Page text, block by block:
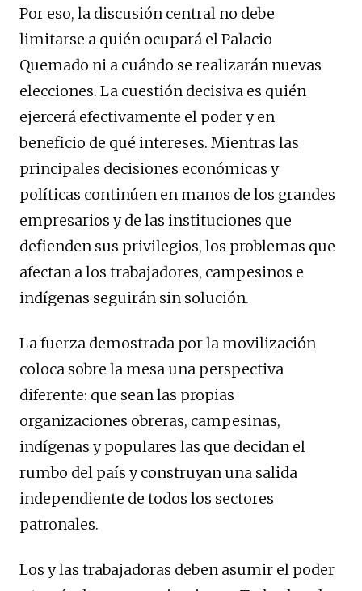
Por eso, la discusión central no debe
limitarse a quién ocupará el Palacio
Quemado ni a cuándo se realizarán nuevas
elecciones. La cuestión decisiva es quién
ejercerá efectivamente el poder y en
beneficio de qué intereses. Mientras las
principales decisiones económicas y
políticas continúen en manos de los grandes
empresarios y de las instituciones que
defienden sus privilegios, los problemas que
afectan a los trabajadores, campesinos e
indígenas seguirán sin solución.
La fuerza demostrada por la movilización
coloca sobre la mesa una perspectiva
diferente: que sean las propias
organizaciones obreras, campesinas,
indígenas y populares las que decidan el
rumbo del país y construyan una salida
independiente de todos los sectores
patronales.
Los y las trabajadoras deben asumir el poder